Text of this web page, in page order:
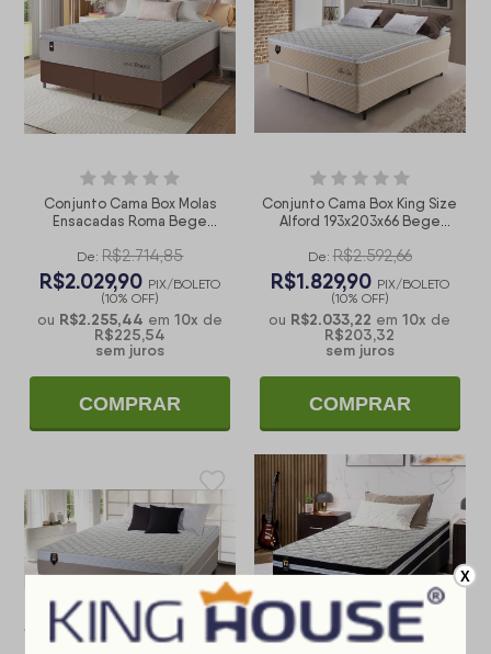
Conjunto Cama Box Molas
Ensacadas Roma Bege
De: R$2.714,85
R$2.029,90 PIX/BOLETO
(10% OFF)
ou R$2.255,44 em10x de
R$225,54
sem juros
COMPRAR
Conjunto Cama Box King Size
Alford 193x203x66 Bege
De: R$2.592,66
R$1.829,90 PIX/BOLETO
(10% OFF)
ou R$2.033,22 em10x de
R$203,32
sem juros
COMPRAR
X